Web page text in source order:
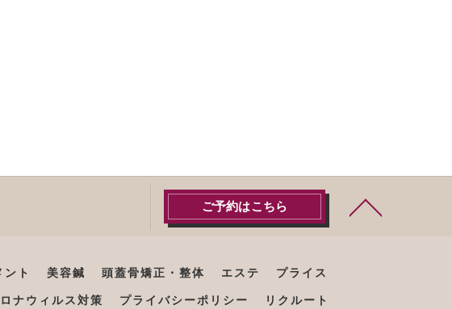
ご予約はこちら
ト 美容鍼 頭蓋骨矯正・整体 エステ プライス
ナウィルス対策 プライバシーポリシー リクルート